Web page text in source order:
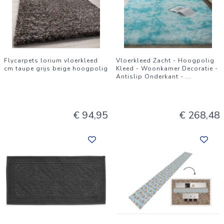
Flycarpets lorium vloerkleed
cm taupe grijs beige hoogpolig
€ 94,95
Vloerkleed Zacht - Hoogpolig
Kleed - Woonkamer Decoratie -
Antislip Onderkant - ...
€ 268,48